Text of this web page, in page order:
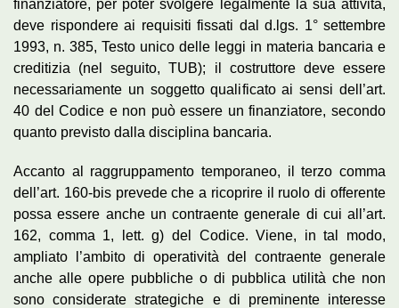
finanziatore, per poter svolgere legalmente la sua attività,
deve rispondere ai requisiti fissati dal d.lgs. 1° settembre
1993, n. 385, Testo unico delle leggi in materia bancaria e
creditizia (nel seguito, TUB); il costruttore deve essere
necessariamente un soggetto qualificato ai sensi dell’art.
40 del Codice e non può essere un finanziatore, secondo
quanto previsto dalla disciplina bancaria.
Accanto al raggruppamento temporaneo, il terzo comma
dell’art. 160-bis prevede che a ricoprire il ruolo di offerente
possa essere anche un contraente generale di cui all’art.
162, comma 1, lett. g) del Codice. Viene, in tal modo,
ampliato l’ambito di operatività del contraente generale
anche alle opere pubbliche o di pubblica utilità che non
sono considerate strategiche e di preminente interesse